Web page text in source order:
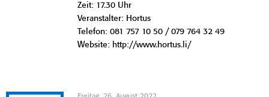
Zeit: 17.30 Uhr
Veranstalter: Hortus
Telefon: 081 757 10 50 / 079 764 32 49
Website: http://www.hortus.li/